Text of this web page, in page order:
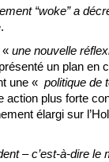
“woke” a
« une nouvelle
un plan en
une « politique de
action plus forte
élargi sur
– ​​c’est-à-dire